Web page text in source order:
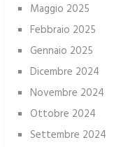
Maggio 2025
Febbraio 2025
Gennaio 2025
Dicembre 2024
Novembre 2024
Ottobre 2024
Settembre 2024